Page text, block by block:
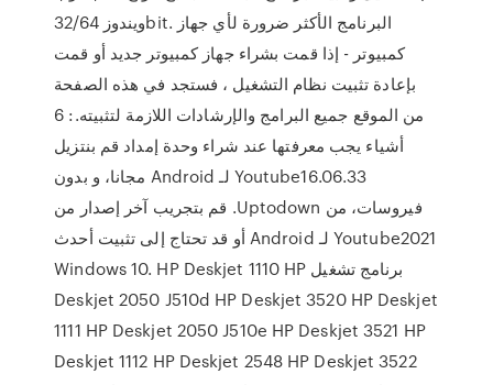
ويندوز 32/64bit. البرنامج الأكثر ضرورة لأي جهاز
كمبيوتر - إذا قمت بشراء جهاز كمبيوتر جديد أو قمت
بإعادة تثبيت نظام التشغيل ، فستجد في هذه الصفحة
من الموقع جميع البرامج والإرشادات اللازمة لتثبيته.: 6
أشياء يجب معرفتها عند شراء وحدة إمداد ‫قم بنتزيل
Youtube16.06.33 لـ Android مجانا، و بدون
فيروسات، من Uptodown. قم بتجريب آخر إصدار من
Youtube2021 لـ Android أو قد تحتاج إلى تثبيت أحدث
برنامج تشغيل Windows 10. HP Deskjet 1110 HP
Deskjet 2050 J510d HP Deskjet 3520 HP Deskjet
1111 HP Deskjet 2050 J510e HP Deskjet 3521 HP
Deskjet 1112 HP Deskjet 2548 HP Deskjet 3522